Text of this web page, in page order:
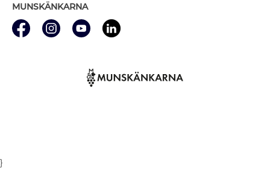
MUNSKÄNKARNA
}